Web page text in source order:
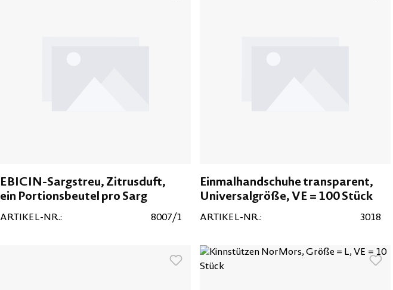
EBICIN-Sargstreu, Zitrusduft,
ein Portionsbeutel pro Sarg
ARTIKEL-NR.: 8007/1
Einmalhandschuhe transparent,
Universalgröße, VE = 100 Stück
ARTIKEL-NR.: 3018